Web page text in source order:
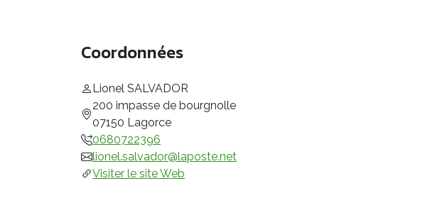
Coordonnées
Lionel SALVADOR
200 impasse de bourgnolle
07150 Lagorce
0680722396
lionel.salvador@laposte.net
Visiter le site Web